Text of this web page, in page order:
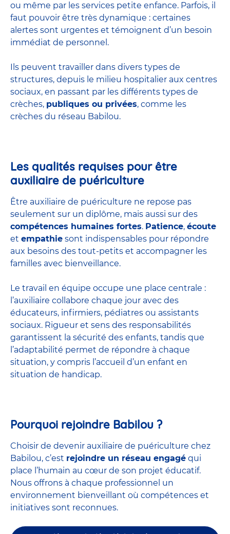
ou même par les services petite enfance. Parfois, il
faut pouvoir être très dynamique : certaines
alertes sont urgentes et témoignent d’un besoin
immédiat de personnel.
Ils peuvent travailler dans divers types de
structures, depuis le milieu hospitalier aux centres
sociaux, en passant par les différents types de
crèches, publiques ou privées, comme les
crèches du réseau Babilou.
Les qualités requises pour être
auxiliaire de puériculture
Être auxiliaire de puériculture ne repose pas
seulement sur un diplôme, mais aussi sur des
compétences humaines fortes. Patience, écoute
et empathie sont indispensables pour répondre
aux besoins des tout-petits et accompagner les
familles avec bienveillance.
Le travail en équipe occupe une place centrale :
l’auxiliaire collabore chaque jour avec des
éducateurs, infirmiers, pédiatres ou assistants
sociaux. Rigueur et sens des responsabilités
garantissent la sécurité des enfants, tandis que
l’adaptabilité permet de répondre à chaque
situation, y compris l’accueil d’un enfant en
situation de handicap.
Pourquoi rejoindre Babilou ?
Choisir de devenir auxiliaire de puériculture chez
Babilou, c’est rejoindre un réseau engagé qui
place l’humain au cœur de son projet éducatif.
Nous offrons à chaque professionnel un
environnement bienveillant où compétences et
initiatives sont reconnues.